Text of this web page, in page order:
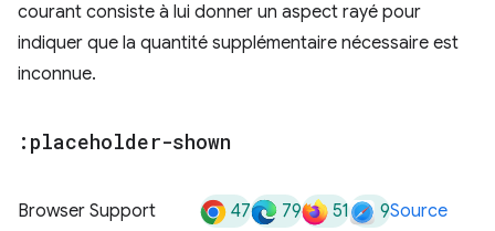
courant consiste à lui donner un aspect rayé pour
indiquer que la quantité supplémentaire nécessaire est
inconnue.
:placeholder-shown
Browser Support 47 79 51 9Source